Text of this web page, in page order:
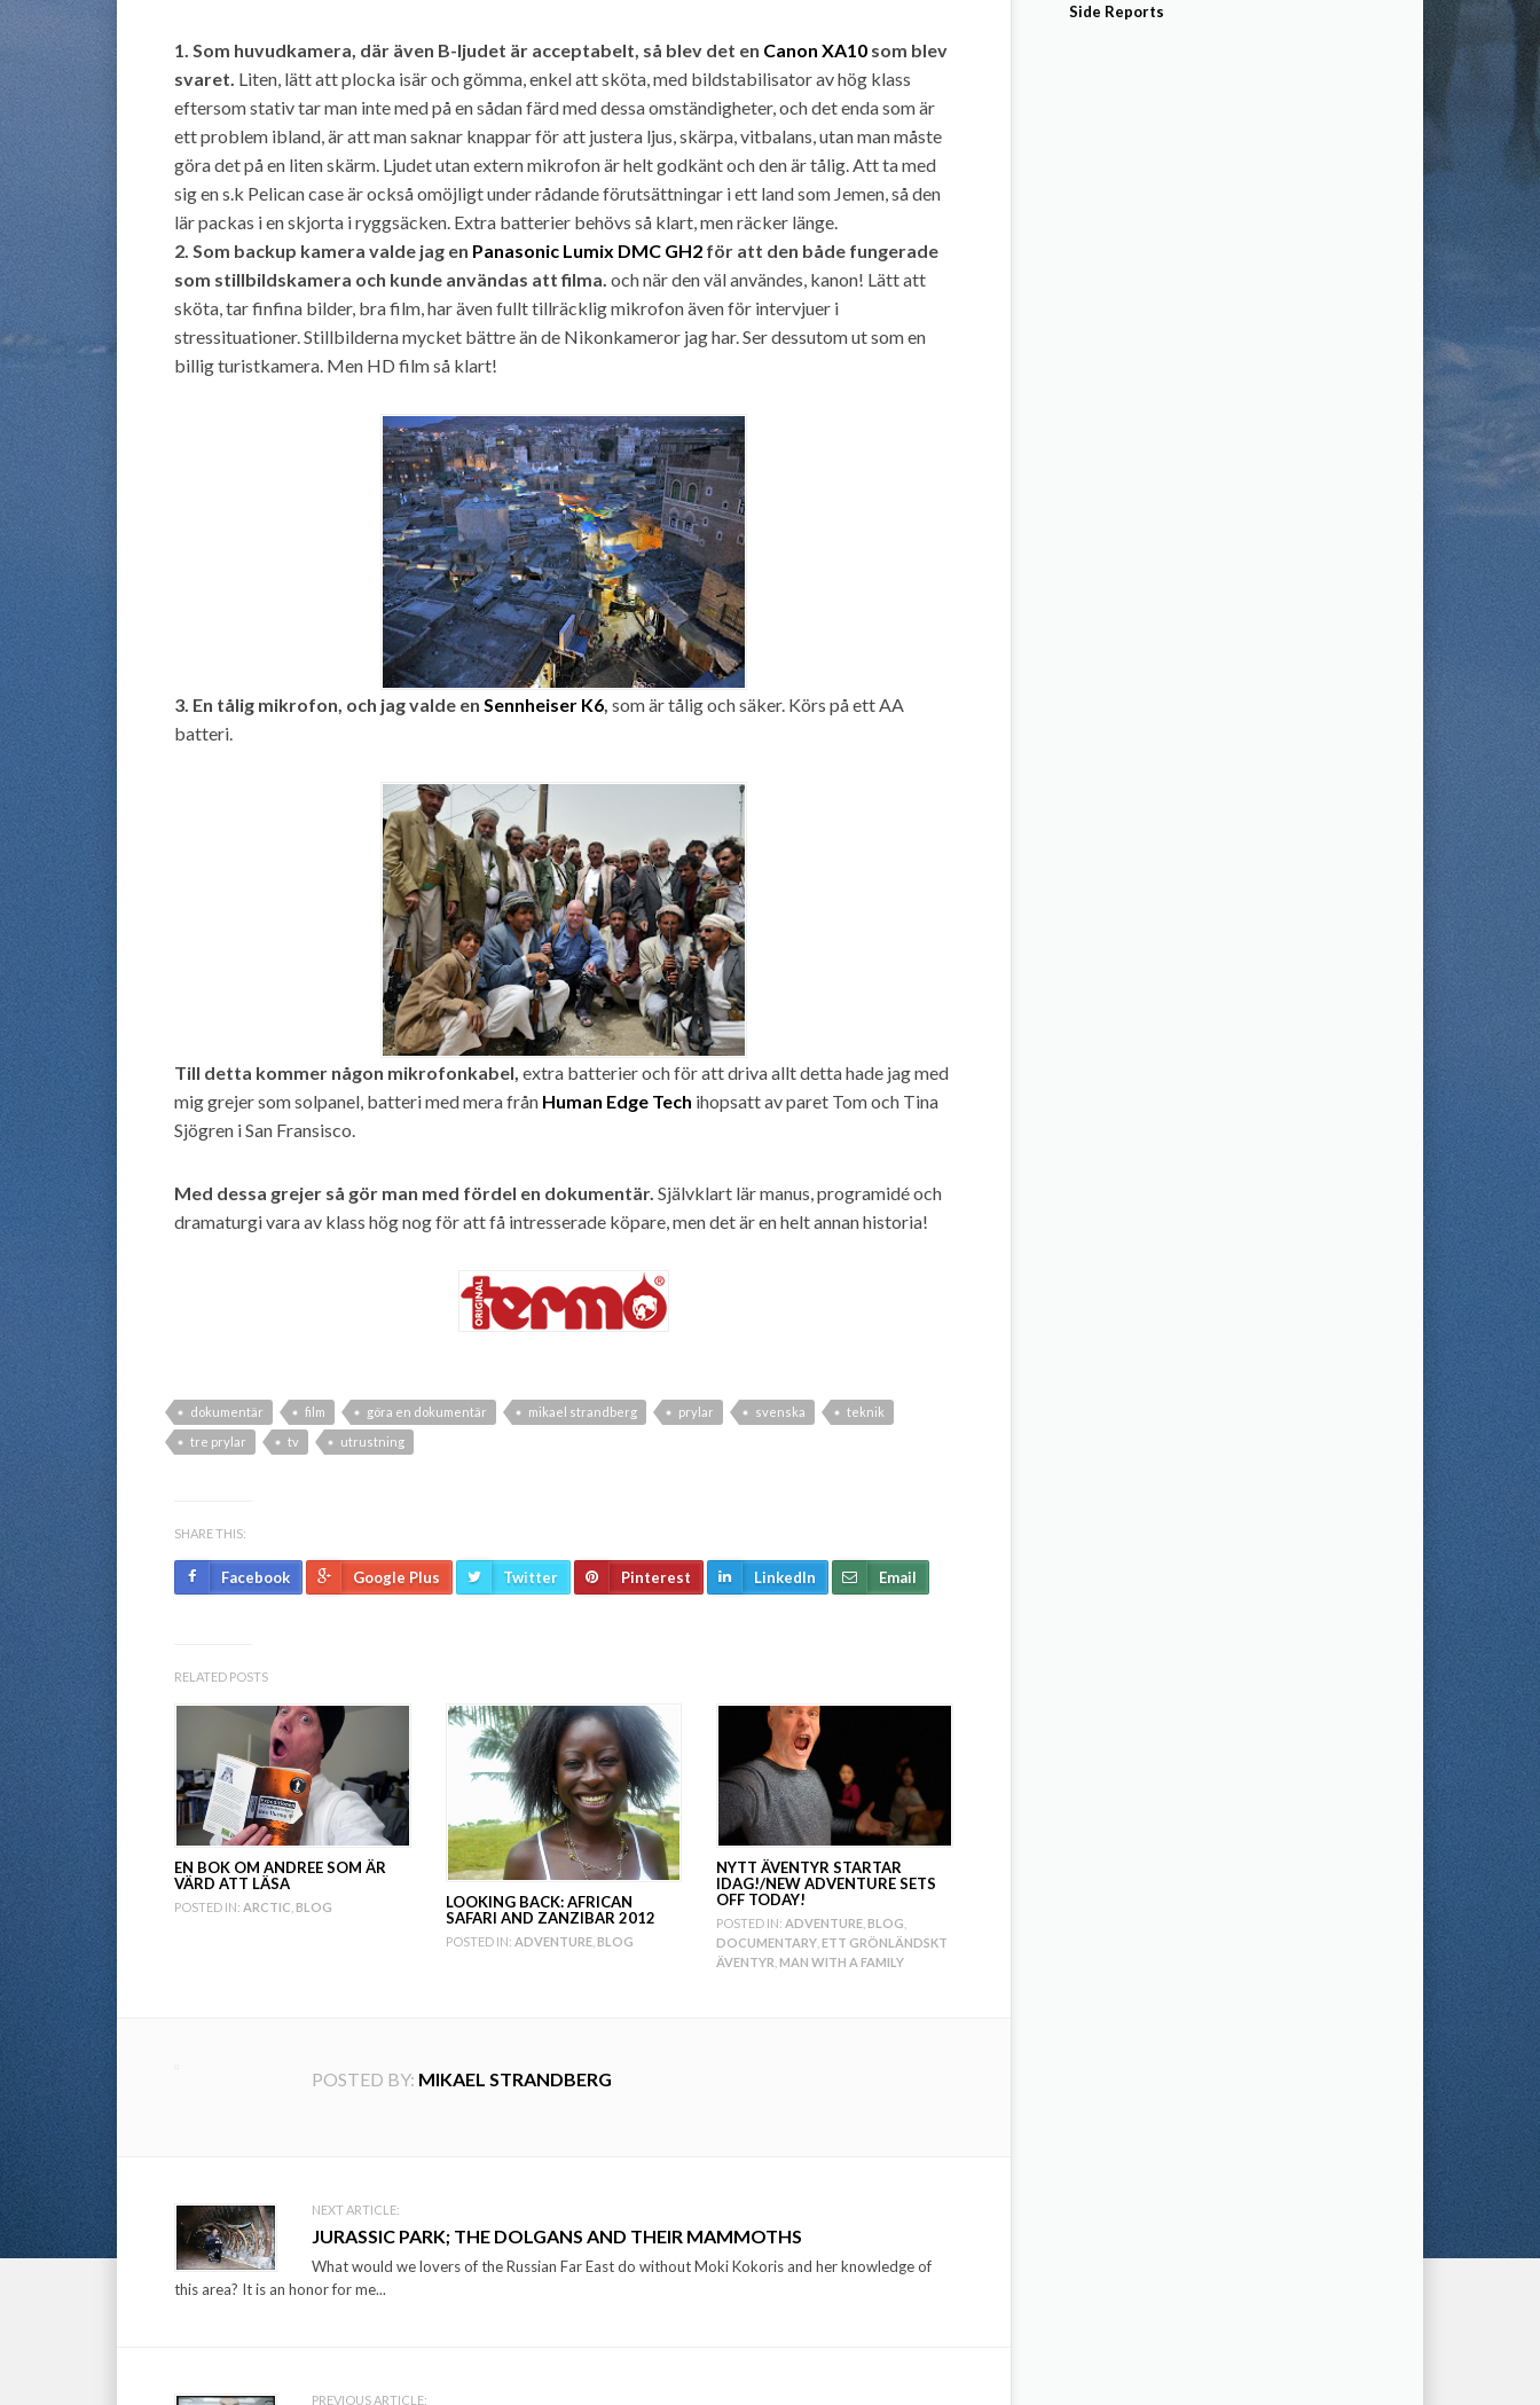
1. Som huvudkamera, där även B-ljudet är acceptabelt, så blev det en Canon XA10 som blev
svaret. Liten, lätt att plocka isär och gömma, enkel att sköta, med bildstabilisator av hög klass
eftersom stativ tar man inte med på en sådan färd med dessa omständigheter, och det enda som är
ett problem ibland, är att man saknar knappar för att justera ljus, skärpa, vitbalans, utan man måste
göra det på en liten skärm. Ljudet utan extern mikrofon är helt godkänt och den är tålig. Att ta med
sig en s.k Pelican case är också omöjligt under rådande förutsättningar i ett land som Jemen, så den
lär packas i en skjorta i ryggsäcken. Extra batterier behövs så klart, men räcker länge.
2. Som backup kamera valde jag en Panasonic Lumix DMC GH2 för att den både fungerade
som stillbildskamera och kunde användas att filma. och när den väl användes, kanon! Lätt att
sköta, tar finfina bilder, bra film, har även fullt tillräcklig mikrofon även för intervjuer i
stressituationer. Stillbilderna mycket bättre än de Nikonkameror jag har. Ser dessutom ut som en
billig turistkamera. Men HD film så klart!
3. En tålig mikrofon, och jag valde en Sennheiser K6, som är tålig och säker. Körs på ett AA
batteri.
Till detta kommer någon mikrofonkabel, extra batterier och för att driva allt detta hade jag med
mig grejer som solpanel, batteri med mera från Human Edge Tech ihopsatt av paret Tom och Tina
Sjögren i San Fransisco.
Med dessa grejer så gör man med fördel en dokumentär. Självklart lär manus, programidé och
dramaturgi vara av klass hög nog för att få intresserade köpare, men det är en helt annan historia!
dokumentär film göra en dokumentär mikael strandberg prylar svenska
teknik
tre prylar
tv utrustning
SHARE THIS:
Facebook Google Plus Twitter Pinterest LinkedIn Email
RELATED POSTS
EN BOK OM ANDREE SOM ÄR
VÄRD ATT LÄSA
POSTED IN: ARCTIC BLOG
LOOKING BACK: AFRICAN
SAFARI AND ZANZIBAR 2012
POSTED IN: ADVENTURE, BLOG
NYTT ÄVENTYR STARTAR
IDAG!/NEW ADVENTURE SETS
OFF TODAY!
POSTED IN: ADVENTURE BLOG
DOCUMENTARY ETT GRÖNLÄNDSKT
ÄVENTYR MAN WITH A FAMILY
POSTED BY: MIKAEL STRANDBERG
Post
navigation
NEXT ARTICLE:
JURASSIC PARK; THE DOLGANS AND THEIR MAMMOTHS
What would we lovers of the Russian Far East do without Moki Kokoris and her knowledge of
this area? It is an honor for me...
PREVIOUS ARTICLE:
Side Reports